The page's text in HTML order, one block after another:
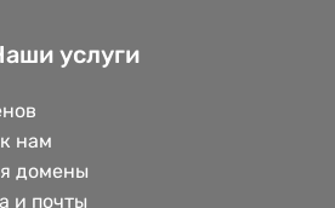
услуги
нам
домены
и почты